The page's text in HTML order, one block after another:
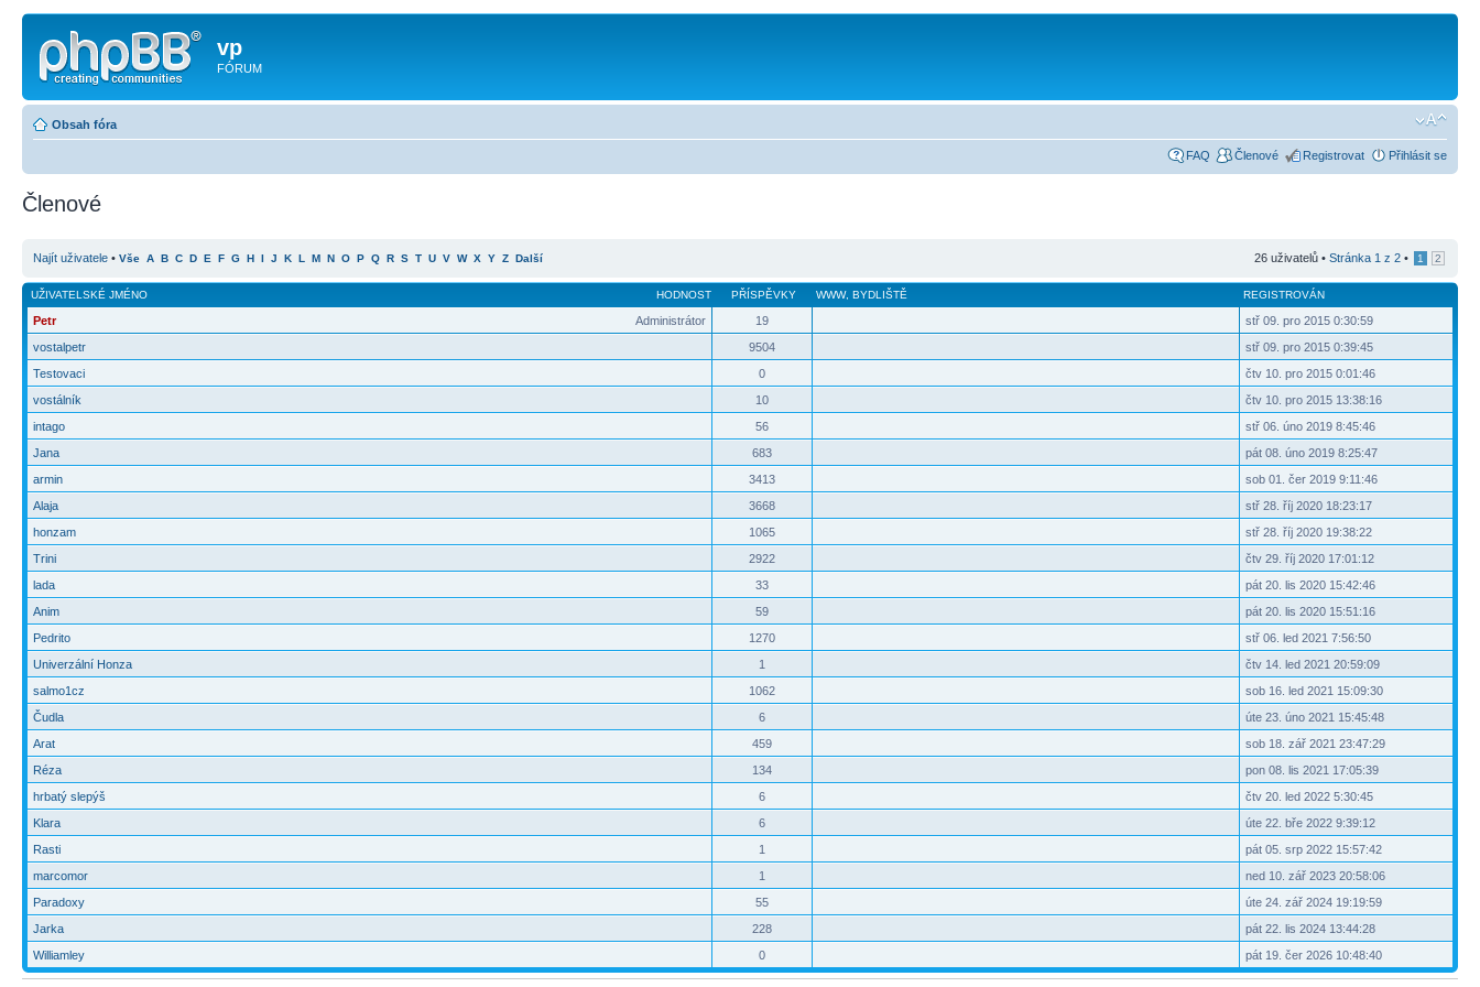
vp
FÓRUM
Obsah fóra
FAQ Členové Registrovat Přihlásit se
Členové
Najít uživatele • Vše A B C D E F G H I J K L M N O P Q R S T U V W X Y Z Další 26 uživatelů • Stránka 1 z 2 • 1 2
HODNOST
UŽIVATELSKÉ JMÉNO PŘÍSPĚVKY WWW, BYDLIŠTĚ REGISTROVÁN
Administrátor
Petr 19
stř 09. pro 2015 0:30:59
vostalpetr
9504
stř 09. pro 2015 0:39:45
Testovaci
0
čtv 10. pro 2015 0:01:46
vostálník
10
čtv 10. pro 2015 13:38:16
intago
56
stř 06. úno 2019 8:45:46
Jana
683
pát 08. úno 2019 8:25:47
armin
3413
sob 01. čer 2019 9:11:46
Alaja
3668
stř 28. říj 2020 18:23:17
honzam
1065
stř 28. říj 2020 19:38:22
Trini
2922
čtv 29. říj 2020 17:01:12
lada
33
pát 20. lis 2020 15:42:46
Anim
59
pát 20. lis 2020 15:51:16
Pedrito
1270
stř 06. led 2021 7:56:50
Univerzální Honza
1
čtv 14. led 2021 20:59:09
salmo1cz
1062
sob 16. led 2021 15:09:30
Čudla
6
úte 23. úno 2021 15:45:48
Arat
459
sob 18. zář 2021 23:47:29
Réza
134
pon 08. lis 2021 17:05:39
hrbatý slepýš
6
čtv 20. led 2022 5:30:45
Klara
6
úte 22. bře 2022 9:39:12
Rasti
1
pát 05. srp 2022 15:57:42
marcomor
1
ned 10. zář 2023 20:58:06
Paradoxy
55
úte 24. zář 2024 19:19:59
Jarka
228
pát 22. lis 2024 13:44:28
Williamley
0 pát 19. čer 2026 10:48:40